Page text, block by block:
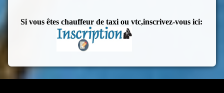
Si vous êtes chauffeur de taxi ou vtc,inscrivez-vous ici: